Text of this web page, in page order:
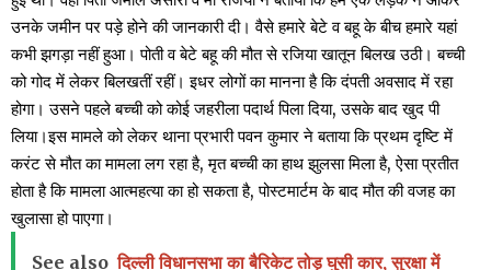
उनके जमीन पर पड़े होने की जानकारी दी। वैसे हमारे बेटे व बहू के बीच हमारे यहां
कभी झगड़ा नहीं हुआ। पोती व बेटे बहू की मौत से रजिया खातून बिलख उठी। बच्ची
को गोद में लेकर बिलखतीं रहीं। इधर लोगों का मानना है कि दंपती अवसाद में रहा
होगा। उसने पहले बच्ची को कोई जहरीला पदार्थ पिला दिया, उसके बाद खुद पी
लिया।इस मामले को लेकर थाना प्रभारी पवन कुमार ने बताया कि प्रथम दृष्टि में
करंट से मौत का मामला लग रहा है, मृत बच्ची का हाथ झुलसा मिला है, ऐसा प्रतीत
होता है कि मामला आत्महत्या का हो सकता है, पोस्टमार्टम के बाद मौत की वजह का
खुलासा हो पाएगा।
See also दिल्ली विधानसभा का बैरिकेट तोड़ घुसी कार, सुरक्षा में